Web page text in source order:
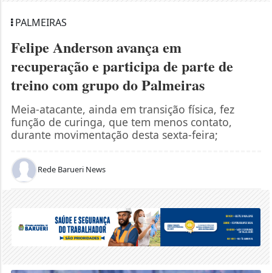
PALMEIRAS
Felipe Anderson avança em
recuperação e participa de parte de
treino com grupo do Palmeiras
Meia-atacante, ainda em transição física, fez
função de curinga, que tem menos contato,
durante movimentação desta sexta-feira;
Rede Barueri News